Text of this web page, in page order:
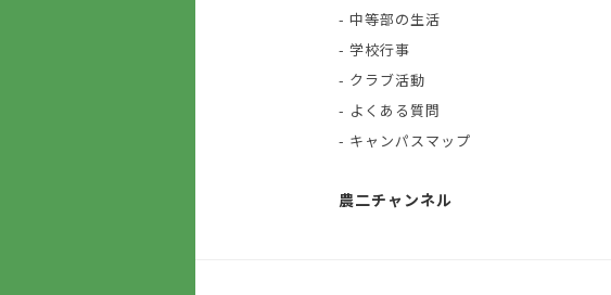
- 中等部の生活
- 学校行事
- クラブ活動
- よくある質問
- キャンパスマップ
農二チャンネル